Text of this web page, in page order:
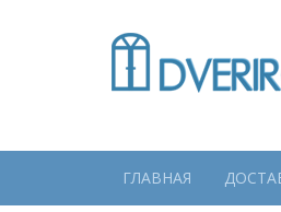
ГЛАВНАЯ